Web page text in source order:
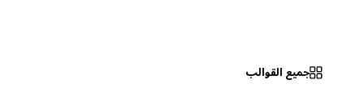
جميع القوالب